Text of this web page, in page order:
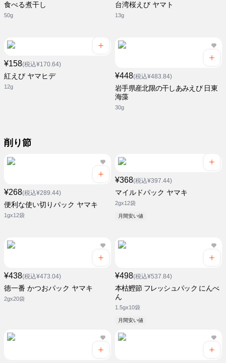
食べる煮干し
50g
台湾桜えび ヤマト
13g
¥158(税込¥170.64)
紅えび ヤマヒデ
12g
¥448(税込¥483.84)
岩手県産北限の干しあみえび 日東
海藻
30g
削り節
¥268(税込¥289.44)
便利な使い切りパック ヤマキ
1gx12袋
¥368(税込¥397.44)
マイルドパック ヤマキ
2gx12袋
月間安い値
¥438(税込¥473.04)
徳一番 かつおパック ヤマキ
2gx20袋
¥498(税込¥537.84)
本枯鰹節 フレッシュパック にんべ
ん
1.5gx10袋
月間安い値